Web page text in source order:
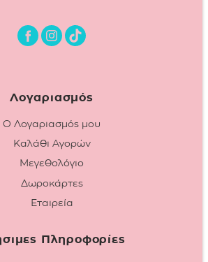
Λογαριασμός
Ο Λογαριασμός μου
Καλάθι Αγορών
Μεγεθολόγιο
Δωροκάρτες
Εταιρεία
Πληροφορίες